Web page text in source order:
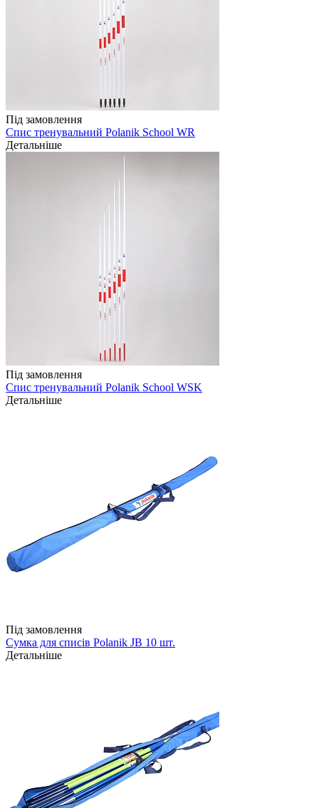
Під замовлення
Спис тренувальний Polanik School WR
Детальніше
Під замовлення
Спис тренувальний Polanik School WSK
Детальніше
Під замовлення
Сумка для списів Polanik JB 10 шт.
Детальніше